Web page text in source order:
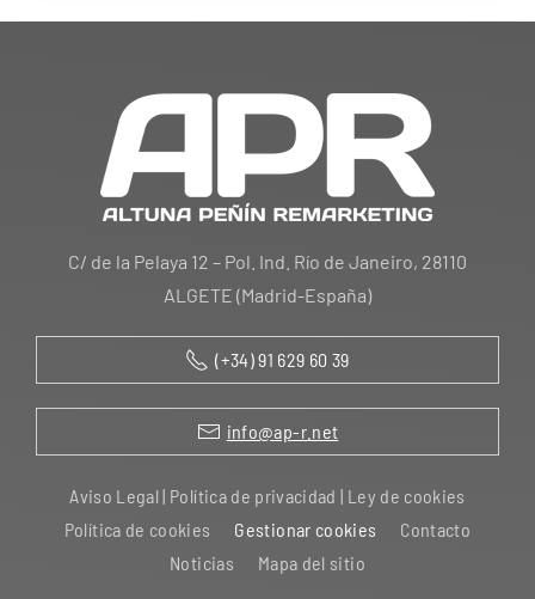
C/ de la Pelaya 12 – Pol. Ind. Río de Janeiro, 28110
ALGETE (Madrid-España)
(+34) 91 629 60 39
info@ap-r.net
Aviso Legal | Política de privacidad | Ley de cookies
Política de cookies
Gestionar cookies
Contacto
Noticias
Mapa del sitio